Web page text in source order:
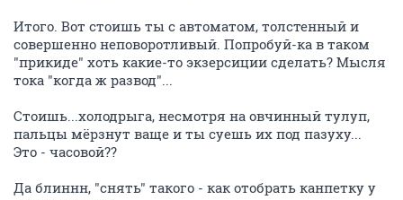
Итого. Вот стоишь ты с автоматом, толстенный и
совершенно неповоротливый. Попробуй-ка в таком
"прикиде" хоть какие-то экзерсиции сделать? Мысля
тока "когда ж развод"...
Стоишь...холодрыга, несмотря на овчинный тулуп,
пальцы мёрзнут ваще и ты суешь их под пазуху...
Это - часовой??
Да блиннн, "снять" такого - как отобрать канпетку у